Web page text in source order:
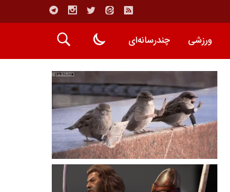
ورزشی چندرسانه‌ای